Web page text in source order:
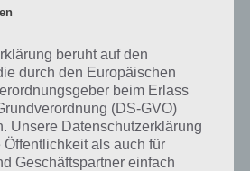
Küste hinzufügen. Wie das geht,
euch zunächst mit Facebook verbinden.
3 FG, also die Premium Währung von
Schritt, um Freunde hinzuzufügen,
Icon. Dieses findest du unten rechts
Icon).
beruht auf den
durch den Europäischen
beim Erlass
(DS-GVO)
Unsere Datenschutzerklärung
als auch für
Geschäftspartner einfach